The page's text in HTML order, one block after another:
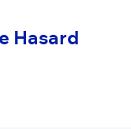
Hasard